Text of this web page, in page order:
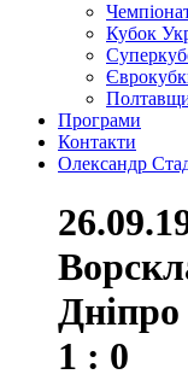
Кубок
Програми
Контакти
Олександр
1 : 0